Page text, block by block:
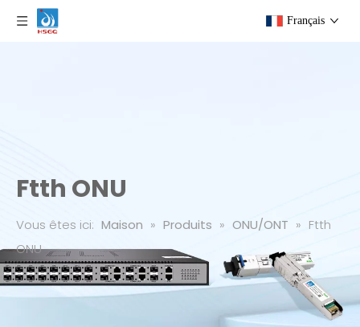
Français
Ftth ONU
Vous êtes ici: Maison » Produits » ONU/ONT » Ftth
ONU